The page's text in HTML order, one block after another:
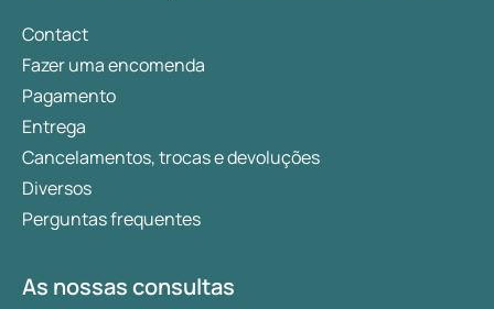
Contact
Fazer uma encomenda
Pagamento
Entrega
Cancelamentos, trocas e devoluções
Diversos
Perguntas frequentes
As nossas consultas